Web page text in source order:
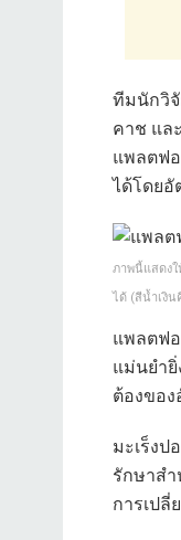
ทีมนักวิ
คาช แล
แพลตฟ
ได้โดย
ภาพนี้แสดงใ
ได้ (สีน้ำเงิ
แพลตฟอ
แม่นยำยิ่
ต้องของ
มะเร็งป
รักษาส
การเป